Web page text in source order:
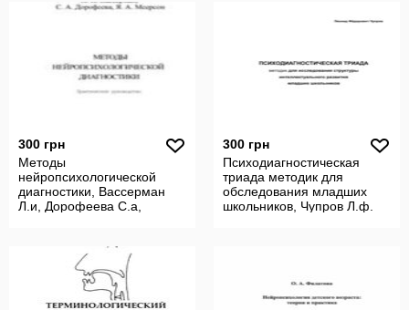
300 грн
Методы
нейропсихологической
диагностики, Вассерман
Л.и, Дорофеева С.а,
300 грн
Психодиагностическая
триада методик для
обследования младших
школьников, Чупров Л.ф.